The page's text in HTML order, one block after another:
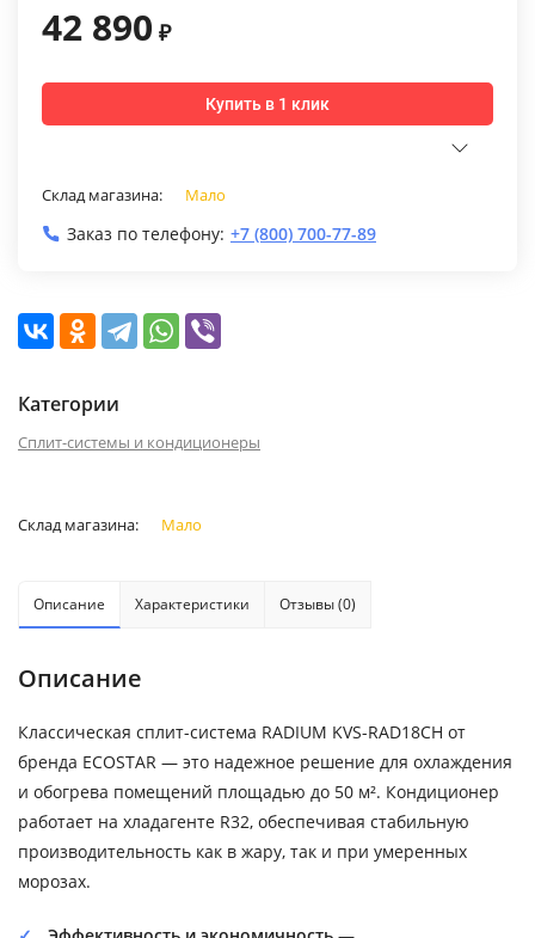
42 890 ₽
Купить в 1 клик
Склад магазина: Мало
Заказ по телефону: +7 (800) 700-77-89
Категории
Сплит-системы и кондиционеры
Склад магазина: Мало
Описание Характеристики Отзывы (0)
Описание
Классическая сплит-система RADIUM KVS-RAD18CH от
бренда ECOSTAR — это надежное решение для охлаждения
и обогрева помещений площадью до 50 м². Кондиционер
работает на хладагенте R32, обеспечивая стабильную
производительность как в жару, так и при умеренных
морозах.